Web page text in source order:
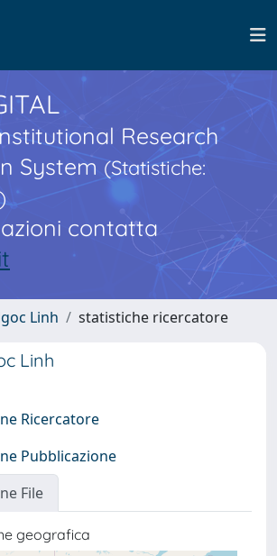
Research
System(Statistiche:
)
contatta
Linh statistiche ricercatore
Linh
Ricercatore
Pubblicazione
File
geografica